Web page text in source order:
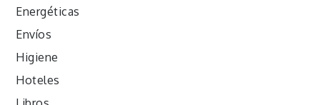
Energéticas
Envíos
Higiene
Hoteles